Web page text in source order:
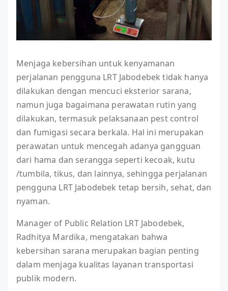
Menjaga kebersihan untuk kenyamanan
perjalanan pengguna LRT Jabodebek tidak hanya
dilakukan dengan mencuci eksterior sarana,
namun juga bagaimana perawatan rutin yang
dilakukan, termasuk pelaksanaan pest control
dan fumigasi secara berkala. Hal ini merupakan
perawatan untuk mencegah adanya gangguan
dari hama dan serangga seperti kecoak, kutu
/tumbila, tikus, dan lainnya, sehingga perjalanan
pengguna LRT Jabodebek tetap bersih, sehat, dan
nyaman.
Manager of Public Relation LRT Jabodebek,
Radhitya Mardika, mengatakan bahwa
kebersihan sarana merupakan bagian penting
dalam menjaga kualitas layanan transportasi
publik modern.